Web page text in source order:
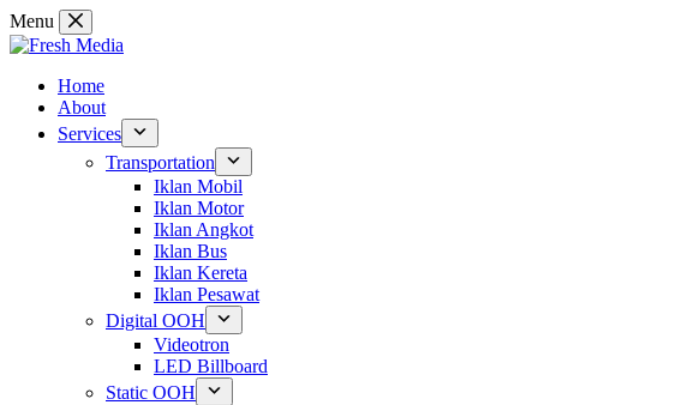
Skip
to
Menu
Home
About
Services
Transportation
Iklan Mobil
Iklan Motor
Iklan Angkot
Iklan Bus
Iklan Kereta
Iklan Pesawat
Digital OOH
Videotron
LED Billboard
Static OOH